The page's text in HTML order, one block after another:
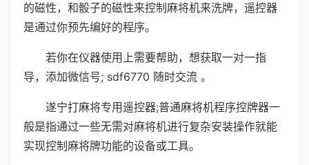
的磁性，和骰子的磁性来控制麻将机来洗牌，遥控器
是通过你预先编好的程序。
若你在仪器使用上需要帮助，想获取一对一指
导，添加微信号; sdf6770 随时交流 。
遂宁打麻将专用遥控器;普通麻将机程序控牌器一
般是指通过一些无需对麻将机进行复杂安装操作就能
实现控制麻将牌功能的设备或工具。